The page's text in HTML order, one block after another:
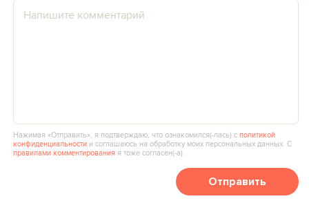
Нажимая «Отправить», я подтверждаю, что ознакомился(‑лась) сполитикой
конфиденциальности и соглашаюсь на обработку моих персональных данных. С
правилами комментирования я тоже согласен(‑а).
Отправить